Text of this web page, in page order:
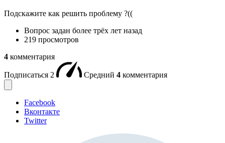
Подскажите как решить проблему ?((
Вопрос задан более трёх лет назад
219 просмотров
4 комментария
Подписаться 2 Средний 4 комментария
Facebook
Вконтакте
Twitter